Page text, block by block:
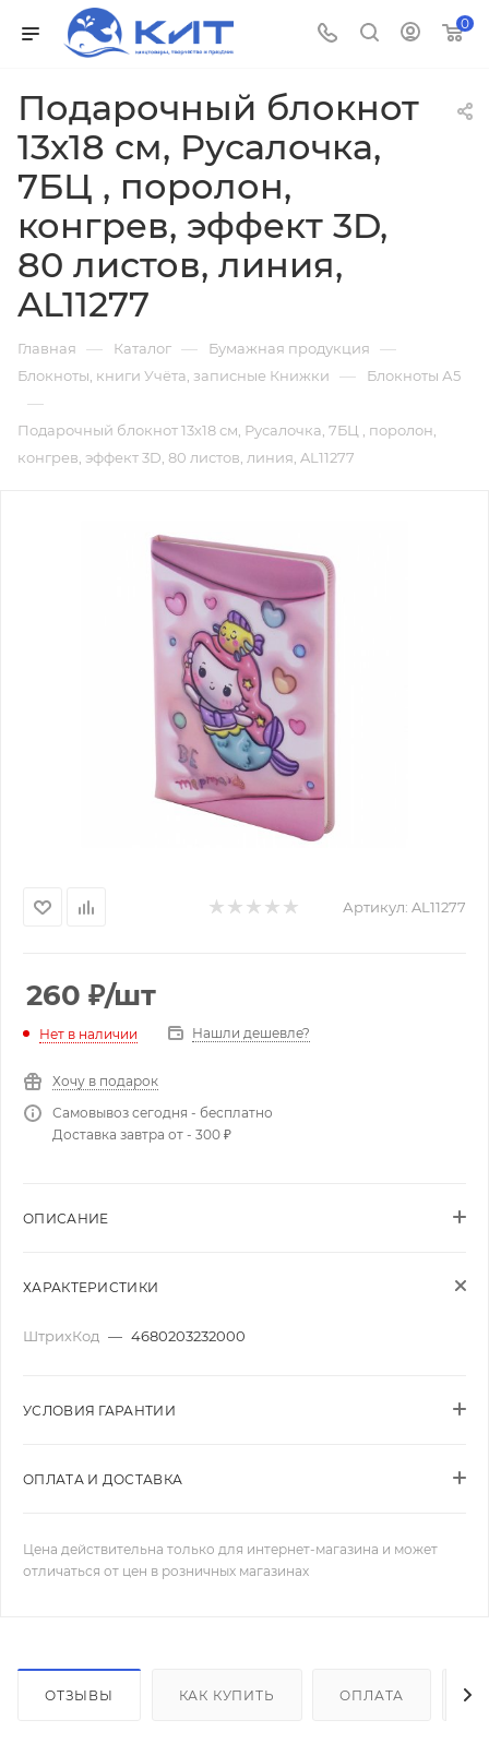
0
Подарочный блокнот
13х18 см, Русалочка,
7БЦ , поролон,
конгрев, эффект 3D,
80 листов, линия,
AL11277
Главная — Каталог — Бумажная продукция —
Блокноты, книги Учёта, записные Книжки — Блокноты А5
—
Подарочный блокнот 13х18 см, Русалочка, 7БЦ , поролон,
конгрев, эффект 3D, 80 листов, линия, AL11277
Артикул: AL11277
260 ₽/шт
Нет в наличии Нашли дешевле?
Хочу в подарок
Самовывоз сегодня - бесплатно
Доставка завтра от - 300 ₽
ОПИСАНИЕ
ХАРАКТЕРИСТИКИ
ШтрихКод — 4680203232000
УСЛОВИЯ ГАРАНТИИ
ОПЛАТА И ДОСТАВКА
Цена действительна только для интернет-магазина и может
отличаться от цен в розничных магазинах
ОТЗЫВЫ КАК КУПИТЬ ОПЛАТА